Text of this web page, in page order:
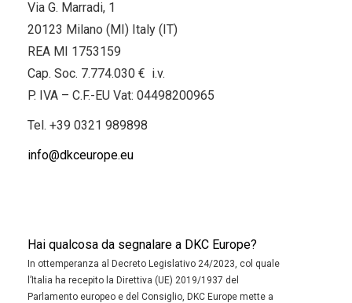
Via G. Marradi, 1
20123 Milano (MI) Italy (IT)
REA MI 1753159
Cap. Soc. 7.774.030 € i.v.
P. IVA – C.F.-EU Vat: 04498200965
Tel. +39 0321 989898
info@dkceurope.eu
Hai qualcosa da segnalare a DKC Europe?
In ottemperanza al Decreto Legislativo 24/2023, col quale
l’Italia ha recepito la Direttiva (UE) 2019/1937 del
Parlamento europeo e del Consiglio, DKC Europe mette a